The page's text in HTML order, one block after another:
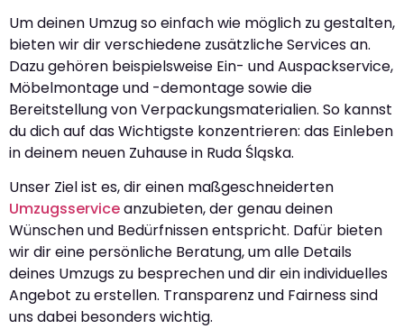
Um deinen Umzug so einfach wie möglich zu gestalten,
bieten wir dir verschiedene zusätzliche Services an.
Dazu gehören beispielsweise Ein- und Auspackservice,
Möbelmontage und -demontage sowie die
Bereitstellung von Verpackungsmaterialien. So kannst
du dich auf das Wichtigste konzentrieren: das Einleben
in deinem neuen Zuhause in Ruda Śląska.
Unser Ziel ist es, dir einen maßgeschneiderten
Umzugsserviceanzubieten, der genau deinen
Wünschen und Bedürfnissen entspricht. Dafür bieten
wir dir eine persönliche Beratung, um alle Details
deines Umzugs zu besprechen und dir ein individuelles
Angebot zu erstellen. Transparenz und Fairness sind
uns dabei besonders wichtig.